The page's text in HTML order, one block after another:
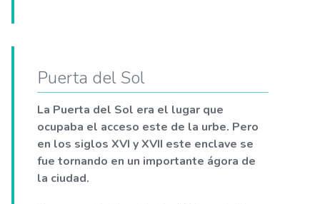
Puerta del Sol
La Puerta del Sol era el lugar que
ocupaba el acceso este de la urbe. Pero
en los siglos XVI y XVII este enclave se
fue tornando en un importante ágora de
la ciudad.